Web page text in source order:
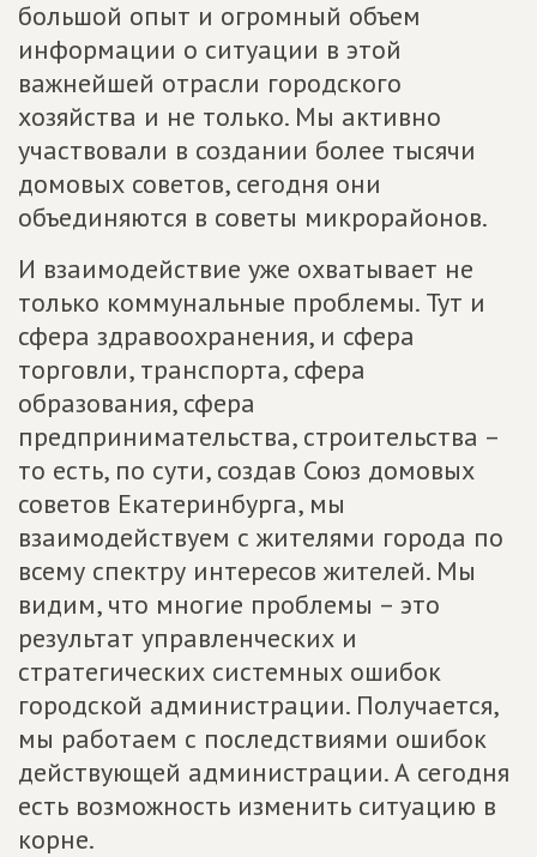
большой опыт и огромный объем
информации о ситуации в этой
важнейшей отрасли городского
хозяйства и не только. Мы активно
участвовали в создании более тысячи
домовых советов, сегодня они
объединяются в советы микрорайонов.
И взаимодействие уже охватывает не
только коммунальные проблемы. Тут и
сфера здравоохранения, и сфера
торговли, транспорта, сфера
образования, сфера
предпринимательства, строительства –
то есть, по сути, создав Союз домовых
советов Екатеринбурга, мы
взаимодействуем с жителями города по
всему спектру интересов жителей. Мы
видим, что многие проблемы – это
результат управленческих и
стратегических системных ошибок
городской администрации. Получается,
мы работаем с последствиями ошибок
действующей администрации. А сегодня
есть возможность изменить ситуацию в
корне.